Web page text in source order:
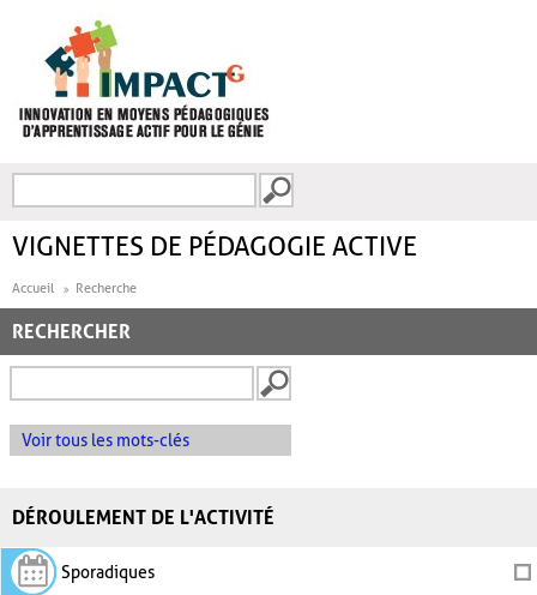
FORMULAIRE DE
VIGNETTES DE PÉDAGOGIE ACTIVE
Accueil Recherche
RECHERCHER
Voir tous les mots-clés
DÉROULEMENT DE L'ACTIVITÉ
Sporadiques